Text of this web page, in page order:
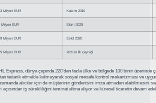
Milyon EUR Kasım 2019
Milyon EUR Ekim 2020
Milyon EUR Eylül 2020
Milyon EUR 2021’in ilk çeyreği
Express, dünya çapında 220’den fazla ülke ve bölgede 100 binin üzerinde
tedarik etmekle kalmayarak sosyal mesafe kontrol mekanizması ve
alıcılar için de müşterinin gönderisini imza atmadan alabilmesini
iş sürekliliğini teminat altına alıyor ve küresel ticaretin devam